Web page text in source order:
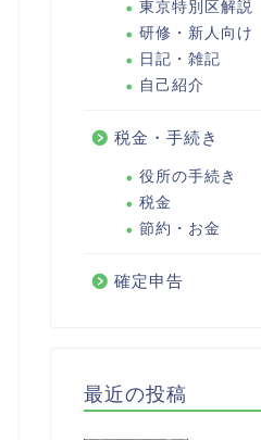
東京特別区解説
研修・新人向け
日記・雑記
自己紹介
税金・手続き
役所の手続き
税金
節約・お金
確定申告
最近の投稿